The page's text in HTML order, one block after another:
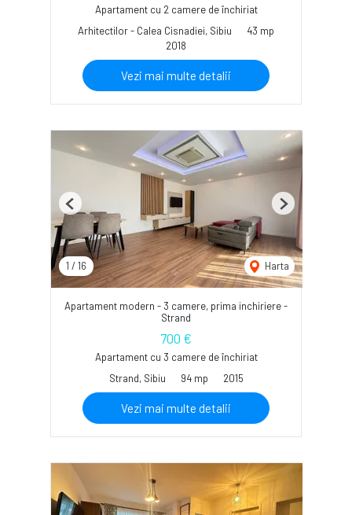
Apartament cu 2 camere de închiriat
Arhitectilor - Calea Cisnadiei, Sibiu
43 mp
2018
Vezi mai multe detalii
1 / 16 Harta
Previous Next
Apartament modern - 3 camere, prima inchiriere -
Strand
700 €
Apartament cu 3 camere de închiriat
Strand, Sibiu
94 mp 2015
Vezi mai multe detalii